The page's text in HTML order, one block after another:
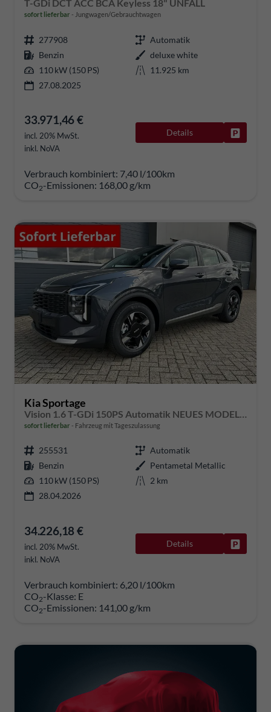
T-GDi DCT ACC BCA Keyless 18" UNFALL
sofort lieferbar Jungwagen/Gebrauchtwagen
277908
Automatik
Benzin
deluxe white
110 kW (150 PS)
11.925 km
27.08.2025
33.971,46 €
incl. 20% MwSt.
inkl. NoVA
Details
Verbrauch kombiniert: 7,40 l/100km
CO2-Emissionen: 168,00 g/km
Kia Sportage
sofort lieferbar Fahrzeug mit Tageszulassung
255531
Automatik
Benzin
Pentametal Metallic
110 kW (150 PS)
2 km
28.04.2026
34.226,18 €
incl. 20% MwSt.
inkl. NoVA
Details
Verbrauch kombiniert: 6,20 l/100km
CO2-Klasse: E
CO2-Emissionen: 141,00 g/km